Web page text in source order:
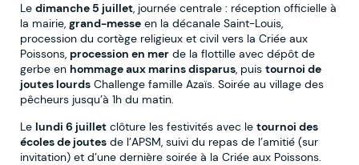
Le dimanche 5 juillet, journée centrale : réception officielle à
la mairie, grand-messe en la décanale Saint-Louis,
procession du cortège religieux et civil vers la Criée aux
Poissons, procession en mer de la flottille avec dépôt de
gerbe en hommage aux marins disparus, puis tournoi de
joutes lourds Challenge famille Azaïs. Soirée au village des
pêcheurs jusqu’à 1h du matin.
Le lundi 6 juillet clôture les festivités avec le tournoi des
écoles de joutes de l’APSM, suivi du repas de l’amitié (sur
invitation) et d’une dernière soirée à la Criée aux Poissons.